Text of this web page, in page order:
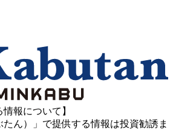
報について】
ん）」で提供する情報は投資勧誘ま